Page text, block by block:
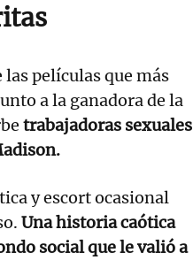
las películas que más
a la ganadora de la
trabajadoras sexuales
y escort ocasional
Una historia caótica
social que le valió a